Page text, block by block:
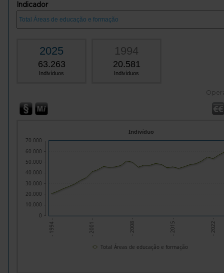
Indicador
2025
63.263
Indivíduos
1994
20.581
Indivíduos
- 1994 - - 2001 - - 2008 - - 2015 - - 2022 -
Indivíduo
0
10.000
20.000
30.000
40.000
50.000
60.000
70.000
Total Áreas de educação e formação